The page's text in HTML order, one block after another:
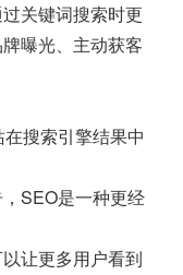
关键词搜索时更
曝光、主动获客
搜索引擎结果中
SEO是一种更经
让更多用户看到